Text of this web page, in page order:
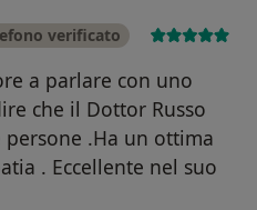
verificato
a parlare con uno
che il Dottor Russo
.Ha un ottima
. Eccellente nel suo